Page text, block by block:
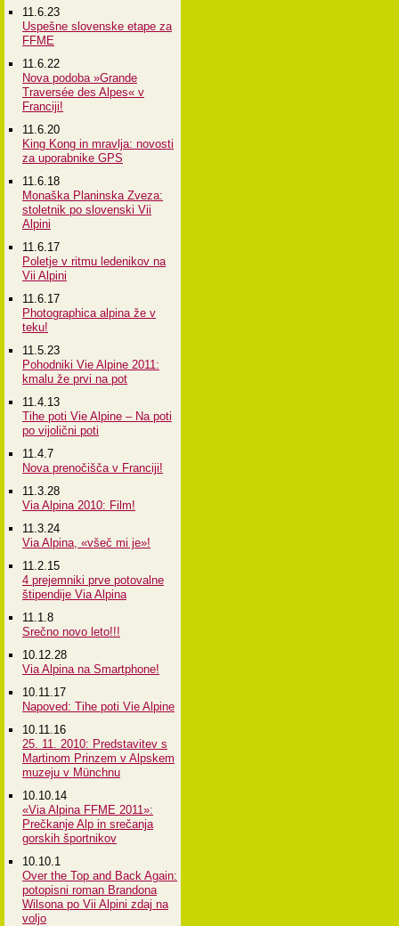
11.6.23
Uspešne slovenske etape za
FFME
11.6.22
Nova podoba »Grande
Traversée des Alpes« v
Franciji!
11.6.20
King Kong in mravlja: novosti
za uporabnike GPS
11.6.18
Monaška Planinska Zveza:
stoletnik po slovenski Vii
Alpini
11.6.17
Poletje v ritmu ledenikov na
Vii Alpini
11.6.17
Photographica alpina že v
teku!
11.5.23
Pohodniki Vie Alpine 2011:
kmalu že prvi na pot
11.4.13
Tihe poti Vie Alpine – Na poti
po vijolični poti
11.4.7
Nova prenočišča v Franciji!
11.3.28
Via Alpina 2010: Film!
11.3.24
Via Alpina, «všeč mi je»!
11.2.15
4 prejemniki prve potovalne
štipendije Via Alpina
11.1.8
Srečno novo leto!!!
10.12.28
Via Alpina na Smartphone!
10.11.17
Napoved: Tihe poti Vie Alpine
10.11.16
25. 11. 2010: Predstavitev s
Martinom Prinzem v Alpskem
muzeju v Münchnu
10.10.14
«Via Alpina FFME 2011»:
Prečkanje Alp in srečanja
gorskih športnikov
10.10.1
Over the Top and Back Again:
potopisni roman Brandona
Wilsona po Vii Alpini zdaj na
voljo